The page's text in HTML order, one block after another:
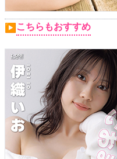
▶こちらもおすすめ